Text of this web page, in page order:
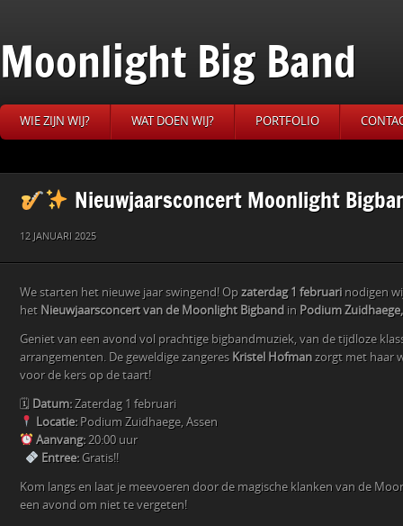
Moonlight Big Band
WIE ZIJN WIJ? WAT DOEN WIJ? PORTFOLIO
Nieuwjaarsconcert Moonlight
12 JANUARI 2025
We starten het nieuwe jaar swingend! Op zaterdag 1 februarinodigen
het Nieuwjaarsconcert van de Moonlight Bigband in Podium
Geniet van een avond vol prachtige bigbandmuziek, van de tijdloze
arrangementen. De geweldige zangeres Kristel Hofman zorgt met haar
voor de kers op de taart!
🗓 Datum:Zaterdag 1 februari
Locatie:Podium Zuidhaege, Assen
Aanvang:20:00 uur
Entree: Gratis!!
Kom langs en laat je meevoeren door de magische klanken van de
een avond om niet te vergeten!